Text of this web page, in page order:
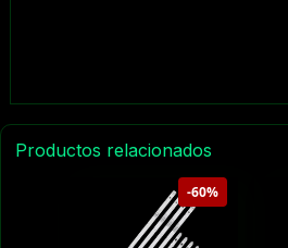
Productos relacionados
-60%